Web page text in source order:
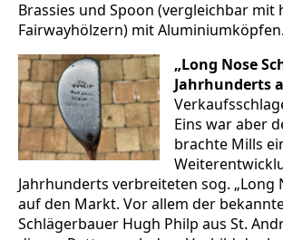
Brassies und Spoon (vergleichbar mit
Fairwayhölzern) mit Aluminiumköpfen.
„Long Nose
Jahrhunderts
Eins war aber
brachte Mills
Jahrhunderts verbreiteten sog. „Long
auf den Markt. Vor allem der
Schlägerbauer Hugh Philp aus St.